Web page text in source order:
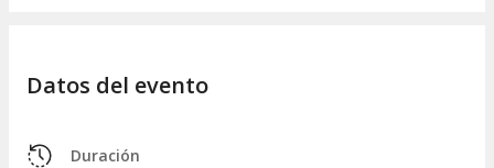
Datos del evento
Duración